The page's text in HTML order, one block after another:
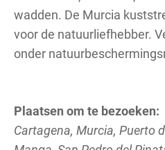
wadden. De Murcia
voor de natuurliefhebber.
onder
Plaatsen om te bezoeken:
Cartagena, Murcia, Puerto